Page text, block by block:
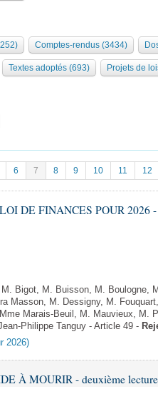
Comptes-rendus (3434)
Textes adoptés (693) Projets de
6 7 8 9 10 11 12
DE FINANCES POUR 2026
Bigot, M. Buisson, M. Boulogne,
Masson, M. Dessigny, M.
Marais-Beuil, M. Mauvieux, M.
Philippe Tanguy - Article 49 -
2026)
À MOURIR - deuxième